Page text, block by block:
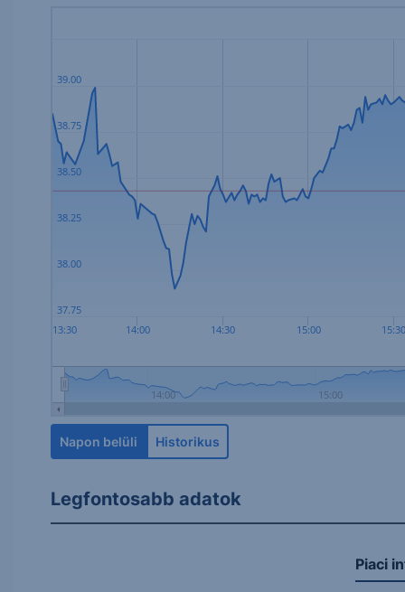
13:30 14:00 14:30 15:00 15:30
14:00 15:00
37.75
38.00
38.25
38.50
38.75
39.00
Napon belüli Historikus
Legfontosabb adatok
Piaci